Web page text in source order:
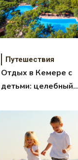
Путешествия
Отдых в Кемере с
детьми: целебный
апельсиновые рощи
и насыщенная
программа